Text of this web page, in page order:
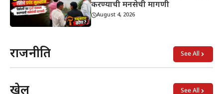
करण्याची मनसेची मागणी
August 4, 2026
राजनीति See All
See All